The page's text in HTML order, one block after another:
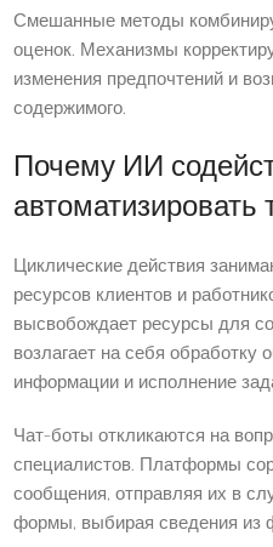
Смешанные методы
оценок. Механизмы
изменения предпочтений и
содержимого.
Почему ИИ
Циклические действия
ресурсов клиентов и
высвобождает ресурсы для
возлагает на себя обработку
информации и исполнение
Чат-боты откликаются на
специалистов. Платформы
сообщения, отправляя их в
формы, выбирая сведения из